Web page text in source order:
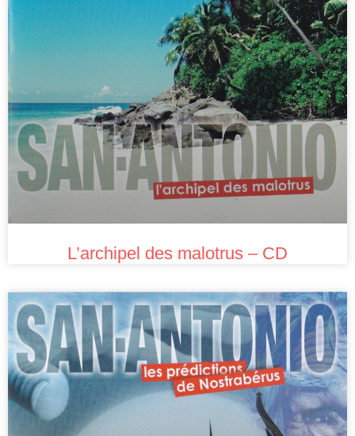
L’archipel des malotrus – CD